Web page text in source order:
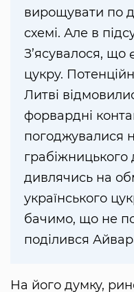
вирощувати по
схемі. Але в
З’ясувалося, що
цукру.
Литві
форвардні
погоджувалися
грабіжницького
дивлячись на
українського
бачимо, що не
поділився
На його думку,